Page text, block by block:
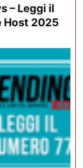
– Leggi il
Host 2025